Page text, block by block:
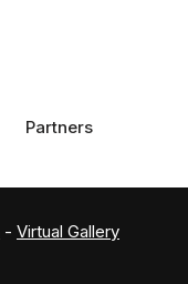
Partners
- Virtual Gallery